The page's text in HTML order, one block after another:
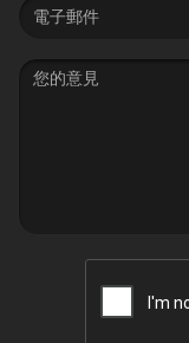
address
Message